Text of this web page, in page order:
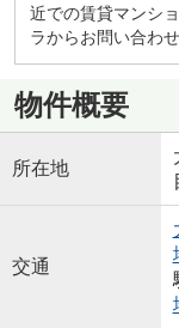
近での賃貸マンシ
ラからお問い合わ
物件概要
所在地
交通